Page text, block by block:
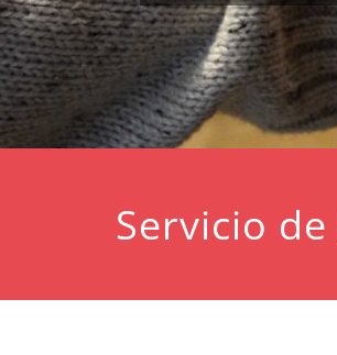
Servicio